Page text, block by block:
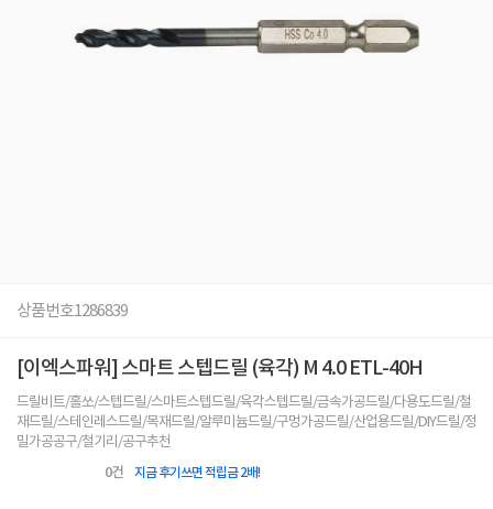
상품번호1286839
[이엑스파워] 스마트 스텝드릴 (육각) M 4.0 ETL-40H
드릴비트/홀쏘/스텝드릴/스마트스텝드릴/육각스텝드릴/금속가공드릴/다용도드릴/철
재드릴/스테인레스드릴/목재드릴/알루미늄드릴/구멍가공드릴/산업용드릴/DIY드릴/정
밀가공공구/철기리/공구추천
0건 지금 후기쓰면 적립금 2배!